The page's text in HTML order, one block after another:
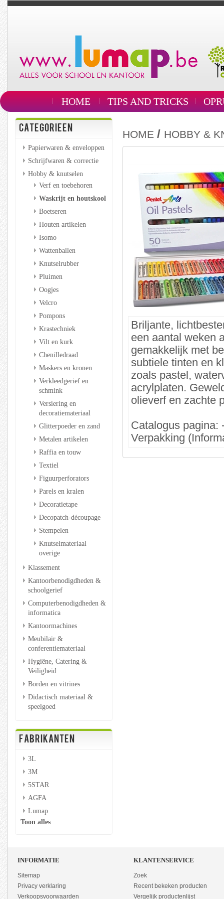
HOME TIPS AND TRICKS
CATEGORIEEN
Papierwaren & enveloppen
Schrijfwaren & correctie
Hobby & knutselen
Verf en toebehoren
Waskrijt en houtskool
Boetseren
Houten artikelen
Isomo
Wattenballen
Knutselrubber
Pluimen
Oogjes
Velcro
Pompons
Krastechniek
Vilt en kurk
Chenilledraad
Maskers en kronen
Verkleedgerief en
schmink
Versiering en
decoratiemateriaal
Glitterpoeder en zand
Metalen artikelen
Raffia en touw
Textiel
Figuurperforators
Parels en kralen
Decoratietape
Decopatch-découpage
Stempelen
Knutselmateriaal
overige
Klassement
Kantoorbenodigdheden &
schoolgerief
Computerbenodigdheden &
informatica
Kantoormachines
Meubilair &
conferentiemateriaal
Hygiëne, Catering &
Veiligheid
Borden en vitrines
Didactisch materiaal &
speelgoed
FABRIKANTEN
3L
3M
5STAR
AGFA
Lumap
Toon alles
HOME / HOBBY &
Briljante,
een aantal weken
gemakkelijk met
subtiele tinten en
zoals pastel,
acrylplaten.
olieverf en zachte
Catalogus pagina:
Verpakking
INFORMATIE
Sitemap
Privacy verklaring
Verkoopsvoorwaarden
KLANTENSERVICE
Zoek
Recent bekeken producten
Vergelijk productenlijst